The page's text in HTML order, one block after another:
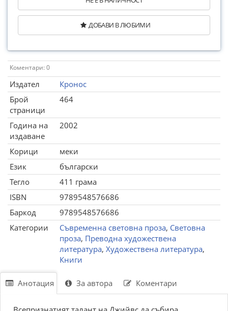
ДОБАВИ В ЛЮБИМИ
Коментари: 0
Издател
Кронос
Брой
страници
464
Година на
издаване
2002
Корици
меки
Език
български
Тегло
411 грама
ISBN
9789548576686
Баркод
9789548576686
Категории
Съвременна световна проза, Световна
проза, Преводна художествена
литература, Художествена литература,
Книги
Анотация За автора Коментари